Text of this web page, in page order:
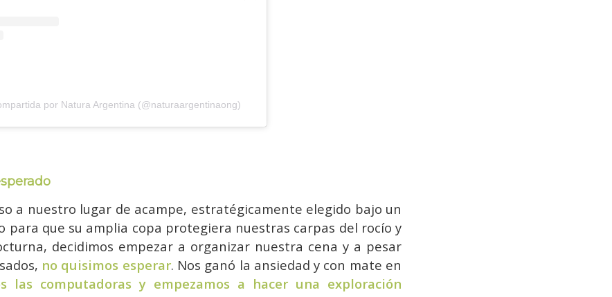
por Natura Argentina (@naturaargentinaong)
a nuestro lugar de acampe, estratégicamente elegido bajo un
para que su amplia copa protegiera nuestras carpas del rocío y
decidimos empezar a organizar nuestra cena y a pesar
no quisimos esperar. Nos ganó la ansiedad y con mate en
las computadoras y empezamos a hacer una exploración